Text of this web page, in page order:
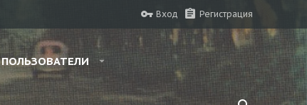
Вход Регистрация
ПОЛЬЗОВАТЕЛИ